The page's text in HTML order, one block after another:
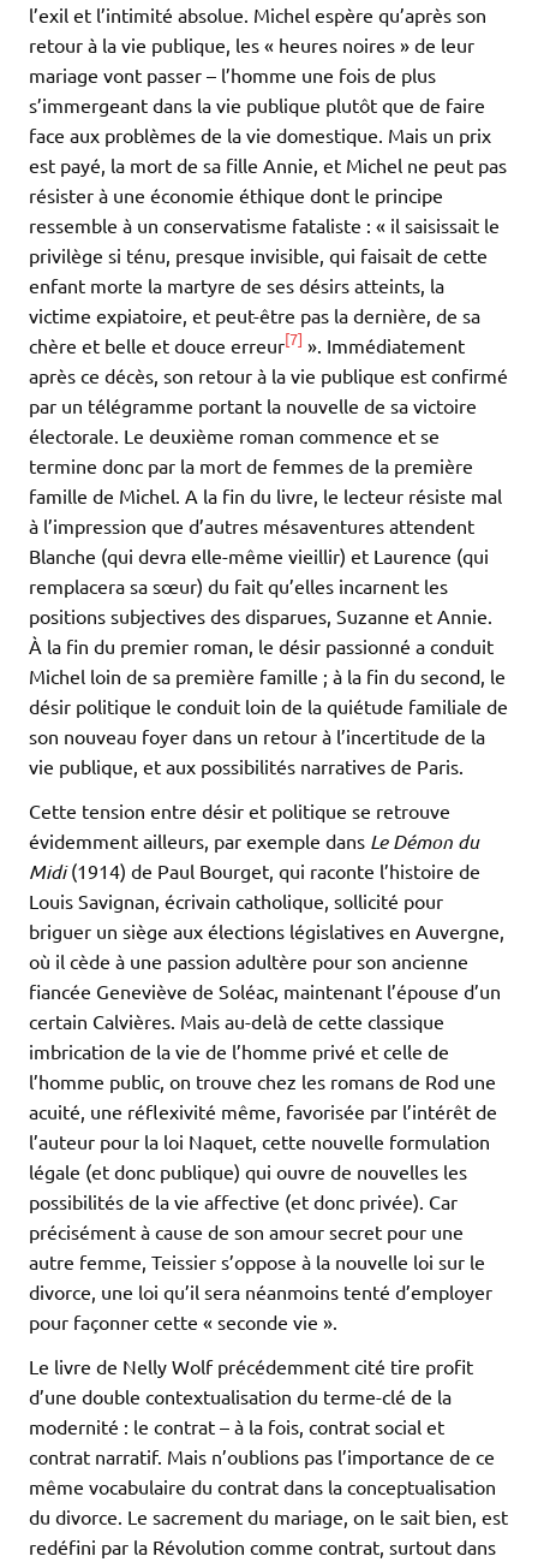
l’exil et l’intimité absolue. Michel espère qu’après son
retour à la vie publique, les « heures noires » de leur
mariage vont passer – l’homme une fois de plus
s’immergeant dans la vie publique plutôt que de faire
face aux problèmes de la vie domestique. Mais un prix
est payé, la mort de sa fille Annie, et Michel ne peut pas
résister à une économie éthique dont le principe
ressemble à un conservatisme fataliste : « il saisissait le
privilège si ténu, presque invisible, qui faisait de cette
enfant morte la martyre de ses désirs atteints, la
victime expiatoire, et peut-être pas la dernière, de sa
chère et belle et douce erreur[7] ». Immédiatement
après ce décès, son retour à la vie publique est confirmé
par un télégramme portant la nouvelle de sa victoire
électorale. Le deuxième roman commence et se
termine donc par la mort de femmes de la première
famille de Michel. A la fin du livre, le lecteur résiste mal
à l’impression que d’autres mésaventures attendent
Blanche (qui devra elle-même vieillir) et Laurence (qui
remplacera sa sœur) du fait qu’elles incarnent les
positions subjectives des disparues, Suzanne et Annie.
À la fin du premier roman, le désir passionné a conduit
Michel loin de sa première famille ; à la fin du second, le
désir politique le conduit loin de la quiétude familiale de
son nouveau foyer dans un retour à l’incertitude de la
vie publique, et aux possibilités narratives de Paris.
Cette tension entre désir et politique se retrouve
évidemment ailleurs, par exemple dans Le Démon du
Midi(1914) de Paul Bourget, qui raconte l’histoire de
Louis Savignan, écrivain catholique, sollicité pour
briguer un siège aux élections législatives en Auvergne,
où il cède à une passion adultère pour son ancienne
fiancée Geneviève de Soléac, maintenant l’épouse d’un
certain Calvières. Mais au-delà de cette classique
imbrication de la vie de l’homme privé et celle de
l’homme public, on trouve chez les romans de Rod une
acuité, une réflexivité même, favorisée par l’intérêt de
l’auteur pour la loi Naquet, cette nouvelle formulation
légale (et donc publique) qui ouvre de nouvelles les
possibilités de la vie affective (et donc privée). Car
précisément à cause de son amour secret pour une
autre femme, Teissier s’oppose à la nouvelle loi sur le
divorce, une loi qu’il sera néanmoins tenté d’employer
pour façonner cette « seconde vie ».
Le livre de Nelly Wolf précédemment cité tire profit
d’une double contextualisation du terme-clé de la
modernité : le contrat – à la fois, contrat social et
contrat narratif. Mais n’oublions pas l’importance de ce
même vocabulaire du contrat dans la conceptualisation
du divorce. Le sacrement du mariage, on le sait bien, est
redéfini par la Révolution comme contrat, surtout dans